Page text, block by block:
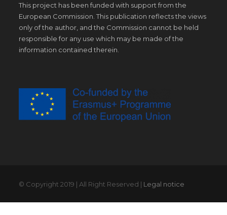
This project has been funded with support from the
European Commission. This publication reflects the views
only of the author, and the Commission cannot be held
responsible for any use which may be made of the
information contained therein.
© Copyright 2019 | All Right Reserved | Legal notice